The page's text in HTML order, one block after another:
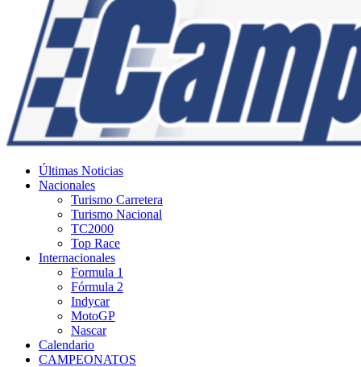
Últimas Noticias
Nacionales
Turismo Carretera
Turismo Nacional
TC2000
Top Race
Internacionales
Formula 1
Fórmula 2
Indycar
MotoGP
Nascar
Calendario
CAMPEONATOS